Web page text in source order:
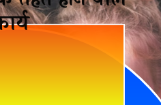
तहत होने वाले